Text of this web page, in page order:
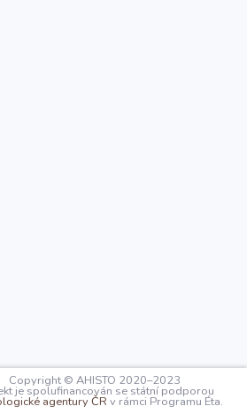
Copyright © AHISTO 2020–2023
je spolufinancován se státní podporou
agentury ČR v rámci Programu Éta.